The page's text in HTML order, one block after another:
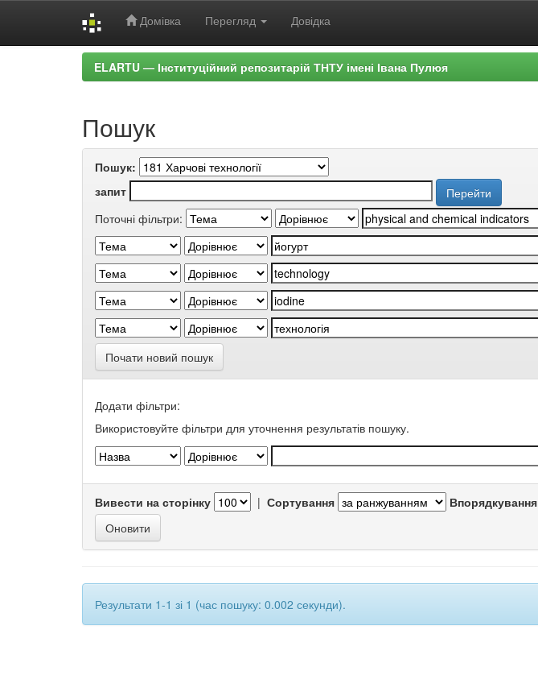
Домівка Перегляд Довідка
ELARTU — Інституційний репозитарій ТНТУ імені Івана Пулюя
Пошук
Пошук:
запит
Поточні фільтри:
Почати новий пошук
Додати фільтри:
Використовуйте фільтри для уточнення результатів пошуку.
Вивести на сторінку | Сортування Впорядкування
Результати 1-1 зі 1 (час пошуку: 0.002 секунди).